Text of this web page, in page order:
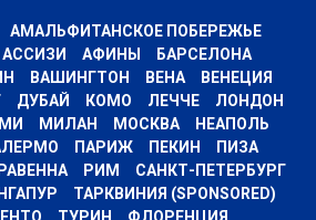
АМАЛЬФИТАНСКОЕ ПОБЕРЕЖЬЕ
АССИЗИ АФИНЫ
БАРСЕЛОНА
ВАШИНГТОН ВЕНА
ВЕНЕЦИЯ
ДУБАЙ КОМО ЛЕЧЧЕ
ЛОНДОН
МИЛАН МОСКВА
НЕАПОЛЬ
ПАРИЖ ПЕКИН
ПИЗА
РАВЕННА РИМ
САНКТ-ПЕТЕРБУРГ
ТАРКВИНИЯ (SPONSORED)